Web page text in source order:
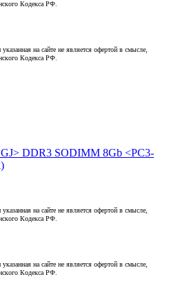
Кодекса РФ.
на сайте не является офертой в смысле,
Кодекса РФ.
DDR3 SODIMM 8Gb <PC3-
на сайте не является офертой в смысле,
Кодекса РФ.
на сайте не является офертой в смысле,
Кодекса РФ.